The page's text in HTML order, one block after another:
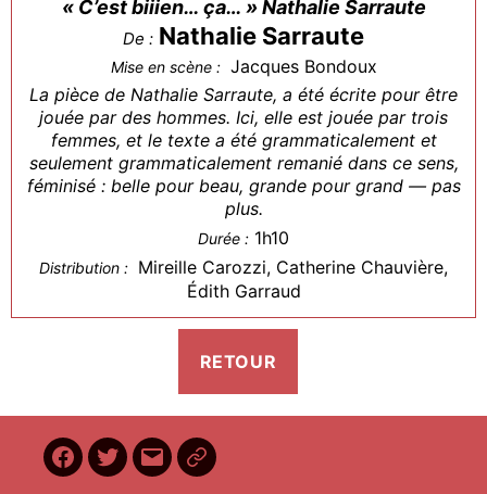
« C’est biiien… ça… » Nathalie Sarraute
De : Nathalie Sarraute
Mise en scène : Jacques Bondoux
La pièce de Nathalie Sarraute, a été écrite pour être
jouée par des hommes. Ici, elle est jouée par trois
femmes, et le texte a été grammaticalement et
seulement grammaticalement remanié dans ce sens,
féminisé : belle pour beau, grande pour grand — pas
plus.
Durée : 1h10
Distribution : Mireille Carozzi, Catherine Chauvière,
Édith Garraud
Facebook
Twitter
E-
BilletReduc